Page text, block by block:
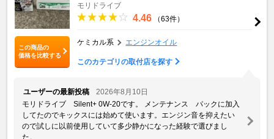
この商品の
価格を比較する
モリドライブ
4.46 （63件）
ケミカル系 エンジンオイル
このカテゴリの取付店を探す
ユーザーの最新投稿
2026年8月10日
モリドライブ Silent+ 0W-20です。 メンテナンス パックに加入
してたのでキックスには始めて使います。エンジン音を抑えたい
ので試しに以前使用していて多少静かになった経験で選びまし
た。